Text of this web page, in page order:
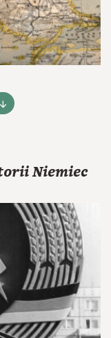
Niemiec